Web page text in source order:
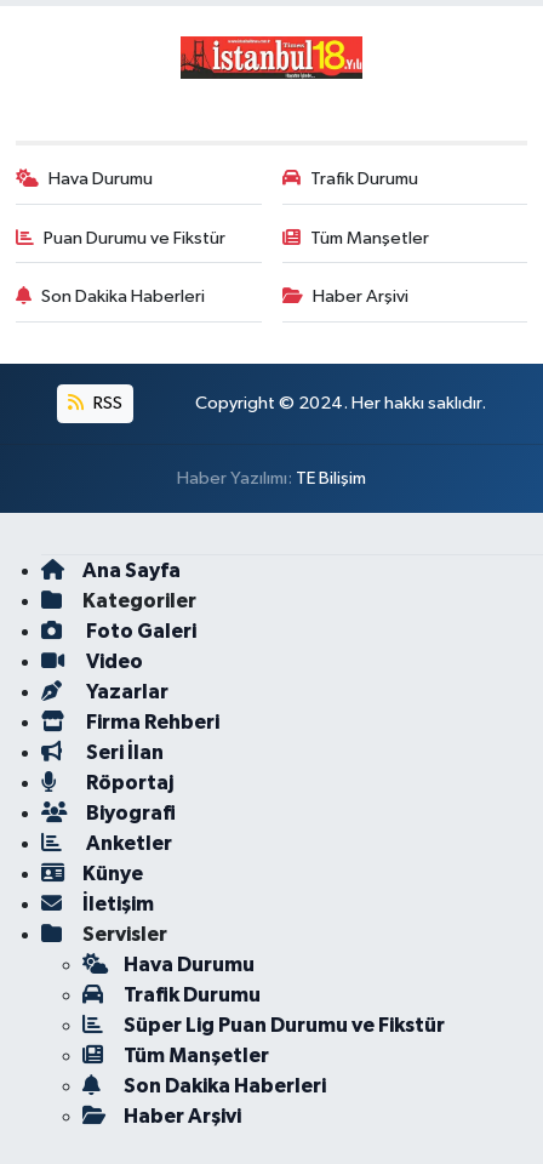
Hava Durumu Trafik Durumu
Puan Durumu ve Fikstür Tüm Manşetler
Son Dakika Haberleri Haber Arşivi
RSS Copyright © 2024. Her hakkı saklıdır.
Haber Yazılımı: TE Bilişim
Ana Sayfa
Kategoriler
Foto Galeri
Video
Yazarlar
Firma Rehberi
Seri İlan
Röportaj
Biyografi
Anketler
Künye
İletişim
Servisler
Hava Durumu
Trafik Durumu
Süper Lig Puan Durumu ve Fikstür
Tüm Manşetler
Son Dakika Haberleri
Haber Arşivi